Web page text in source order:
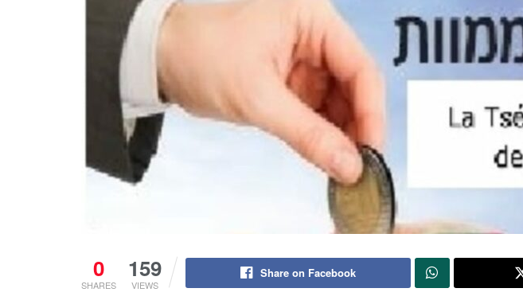
0
SHARES
159
VIEWS
Share on Facebook